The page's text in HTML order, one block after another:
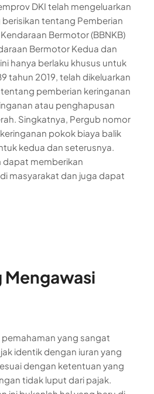
DKI telah mengeluarkan
tentang Pemberian
Bermotor (BBNKB)
Bermotor Kedua dan
hanya berlaku khusus untuk
tahun 2019, telah dikeluarkan
pemberian keringanan
atau penghapusan
Singkatnya, Pergub nomor
pokok biaya balik
kedua dan seterusnya.
dapat memberikan
masyarakat dan juga dapat
Mengawasi
yang sangat
identik dengan iuran yang
dengan ketentuan yang
tidak luput dari pajak.